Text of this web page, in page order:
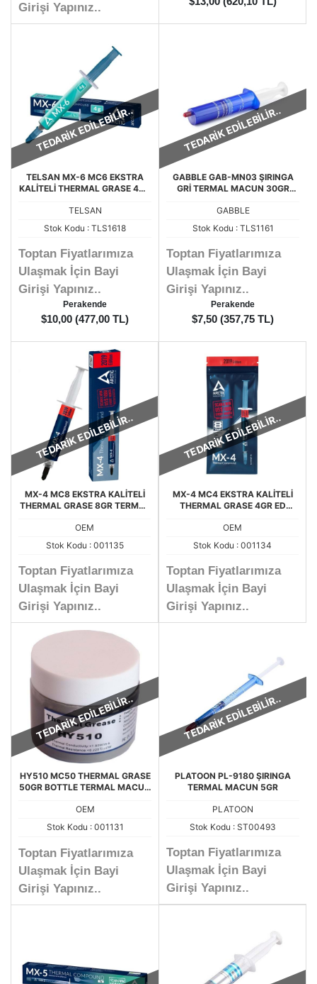
Girişi Yapınız..
TEDARİK EDİLEBİLİR..
TELSAN MX-6 MC6 EKSTRA
KALİTELİ THERMAL GRASE 4GR
TELSAN
Stok Kodu : TLS1618
Toptan Fiyatlarımıza
Ulaşmak İçin Bayi
Girişi Yapınız..
Perakende
$10,00 (477,00 TL)
TEDARİK EDİLEBİLİR..
GABBLE GAB-MN03 ŞIRINGA
GRİ TERMAL MACUN 30GR
GABBLE
Stok Kodu : TLS1161
Toptan Fiyatlarımıza
Ulaşmak İçin Bayi
Girişi Yapınız..
Perakende
$7,50 (357,75 TL)
TEDARİK EDİLEBİLİR..
MX-4 MC8 EKSTRA KALİTELİ
THERMAL GRASE 8GR TERMAL
OEM
Stok Kodu : 001135
Toptan Fiyatlarımıza
Ulaşmak İçin Bayi
Girişi Yapınız..
TEDARİK EDİLEBİLİR..
MX-4 MC4 EKSTRA KALİTELİ
THERMAL GRASE 4GR ED
OEM
Stok Kodu : 001134
Toptan Fiyatlarımıza
Ulaşmak İçin Bayi
Girişi Yapınız..
TEDARİK EDİLEBİLİR..
HY510 MC50 THERMAL GRASE
50GR BOTTLE TERMAL MACUN
OEM
Stok Kodu : 001131
Toptan Fiyatlarımıza
Ulaşmak İçin Bayi
Girişi Yapınız..
TEDARİK EDİLEBİLİR..
PLATOON PL-9180 ŞIRINGA
TERMAL MACUN 5GR
PLATOON
Stok Kodu : ST00493
Toptan Fiyatlarımıza
Ulaşmak İçin Bayi
Girişi Yapınız..